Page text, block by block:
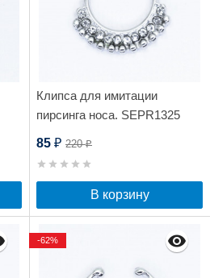
Клипса для имитации
пирсинга носа. SEPR1325
85 ₽ 220₽
В корзину
-62%